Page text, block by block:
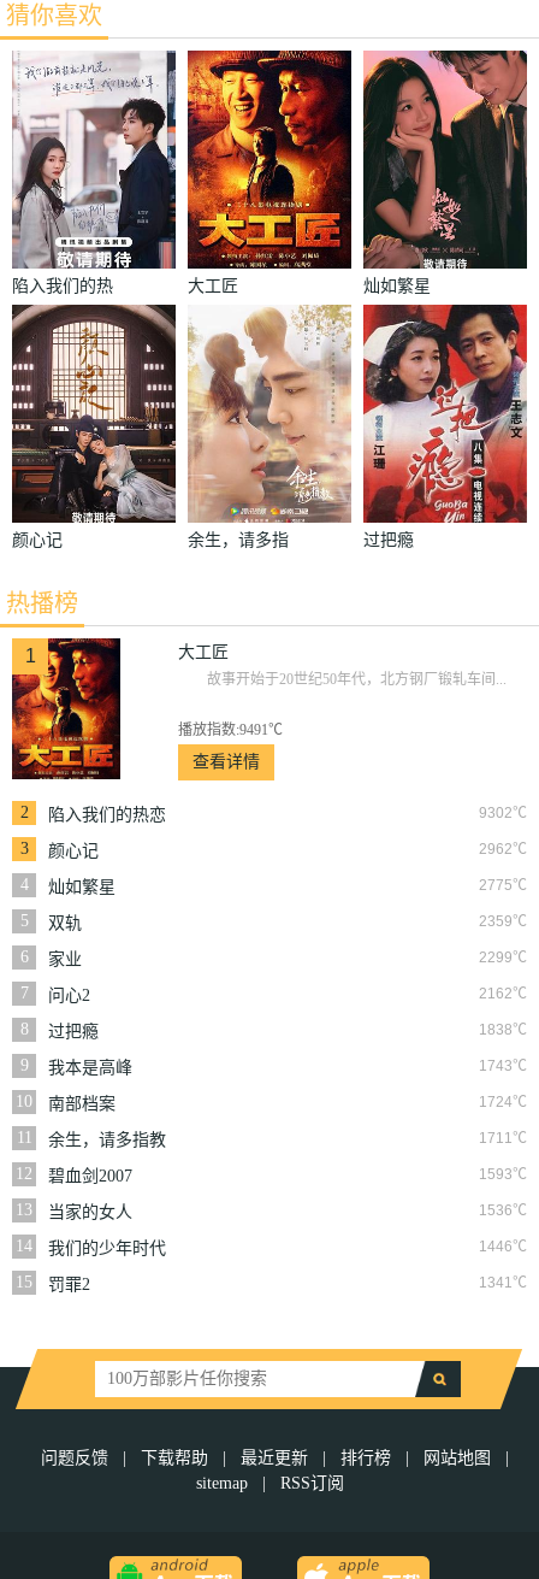
猜你喜欢
陷入我们的热
恋
大工匠 灿如繁星
颜心记
余生，请多指
过把瘾
热播榜
1 大工匠
故事开始于20世纪50年代，北方钢厂锻轧车间...
播放指数:9491℃
查看详情
2 9302℃
陷入我们的热恋
3
2962℃
颜心记
4
2775℃
灿如繁星
5
2359℃
双轨
6
2299℃
家业
7
2162℃
问心2
8
1838℃
过把瘾
9
1743℃
我本是高峰
10
1724℃
南部档案
11
1711℃
余生，请多指教
12
1593℃
碧血剑2007
13
1536℃
当家的女人
14
1446℃
我们的少年时代
15
1341℃
罚罪2
问题反馈 下载帮助 最近更新 排行榜 网站地图
sitemap
RSS订阅